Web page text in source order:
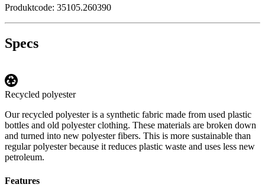
Produktcode: 35105.260390
Specs
Recycled polyester
Our recycled polyester is a synthetic fabric made from used plastic
bottles and old polyester clothing. These materials are broken down
and turned into new polyester fibers. This is more sustainable than
regular polyester because it reduces plastic waste and uses less new
petroleum.
Features